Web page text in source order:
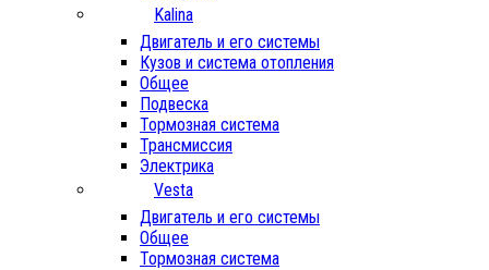
Kalina
Двигатель и его системы
Кузов и система отопления
Общее
Подвеска
Тормозная система
Трансмиссия
Электрика
Vesta
Двигатель и его системы
Общее
Тормозная система